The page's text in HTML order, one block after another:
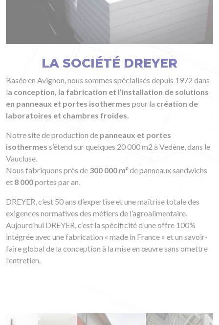
LA SOCIÉTÉ DREYER
Basée en Avignon, nous sommes spécialisés depuis 1972 dans
la conception, la fabrication et l’installation de solutions
en panneaux et portes isothermes pour la création de
laboratoires et chambres froides.
Notre site de production de panneaux et portes
isothermes s’étend sur quelques 20 000 m2 à Vedène, dans le
Vaucluse.
Nous fabriquons près de 300 000 m² de panneaux sandwichs
et 8 000portes par an.
DREYER, c’est 50 ans d’expertise et une maîtrise totale des
exigences normatives des métiers de l’agroalimentaire.
Aujourd’hui DREYER, c’est la spécificité d’une offre 100%
intégrée avec une fabrication « made in France » et un savoir-
faire global de la conception à la mise en œuvre sans omettre
l’entretien.